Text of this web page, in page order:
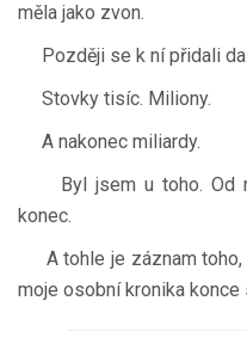
měla jako zvon.
Později se k ní přidali
Stovky tisíc. Miliony.
A nakonec miliardy.
Byl jsem u toho. Od
konec.
A tohle je záznam toho,
moje osobní kronika konce